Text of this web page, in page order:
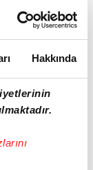
Hakkında
oyuncuya
İÇİN